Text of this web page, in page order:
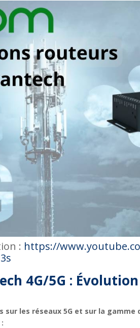
: https://
4G/5G :
sur les réseaux 5G et sur la gamme